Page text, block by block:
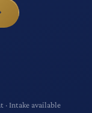
· Intake available